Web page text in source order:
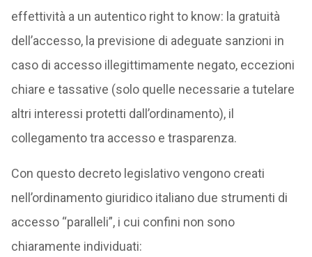
effettività a un autentico right to know: la gratuità
dell’accesso, la previsione di adeguate sanzioni in
caso di accesso illegittimamente negato, eccezioni
chiare e tassative (solo quelle necessarie a tutelare
altri interessi protetti dall’ordinamento), il
collegamento tra accesso e trasparenza.
Con questo decreto legislativo vengono creati
nell’ordinamento giuridico italiano due strumenti di
accesso “paralleli”, i cui confini non sono
chiaramente individuati: